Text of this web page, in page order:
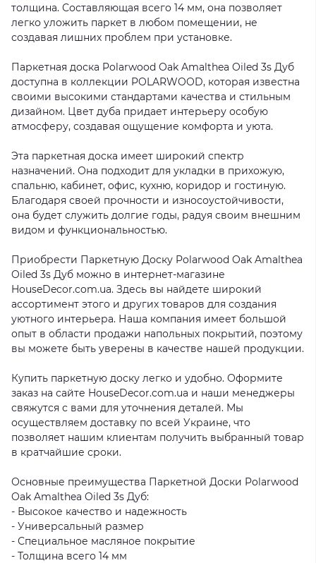
толщина. Составляющая всего 14 мм, она позволяет
легко уложить паркет в любом помещении, не
создавая лишних проблем при установке.
Паркетная доска Polarwood Oak Amalthea Oiled 3s Дуб
доступна в коллекции POLARWOOD, которая известна
своими высокими стандартами качества и стильным
дизайном. Цвет дуба придает интерьеру особую
атмосферу, создавая ощущение комфорта и уюта.
Эта паркетная доска имеет широкий спектр
назначений. Она подходит для укладки в прихожую,
спальню, кабинет, офис, кухню, коридор и гостиную.
Благодаря своей прочности и износоустойчивости,
она будет служить долгие годы, радуя своим внешним
видом и функциональностью.
Приобрести Паркетную Доску Polarwood Oak Amalthea
Oiled 3s Дуб можно в интернет-магазине
HouseDecor.com.ua. Здесь вы найдете широкий
ассортимент этого и других товаров для создания
уютного интерьера. Наша компания имеет большой
опыт в области продажи напольных покрытий, поэтому
вы можете быть уверены в качестве нашей продукции.
Купить паркетную доску легко и удобно. Оформите
заказ на сайте HouseDecor.com.ua и наши менеджеры
свяжутся с вами для уточнения деталей. Мы
осуществляем доставку по всей Украине, что
позволяет нашим клиентам получить выбранный товар
в кратчайшие сроки.
Основные преимущества Паркетной Доски Polarwood
Oak Amalthea Oiled 3s Дуб:
- Высокое качество и надежность
- Универсальный размер
- Специальное масляное покрытие
- Толщина всего 14 мм